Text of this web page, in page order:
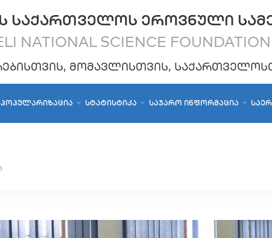
ᲡᲐᲥᲐᲠᲗᲕᲔᲚᲝᲡ ᲔᲠᲝᲕᲜᲣᲚᲘ
NATIONAL SCIENCE
ᲛᲝᲛᲐᲕᲚᲘᲡᲗᲕᲘᲡ,
ᲞᲝᲞᲣᲚᲐᲠᲘᲖᲐᲪᲘᲐ ᲡᲢᲐᲢᲘᲡᲢᲘᲙᲐ ᲡᲐᲯᲐᲠᲝ ᲘᲜᲤᲝᲠᲛᲐᲪᲘᲐ